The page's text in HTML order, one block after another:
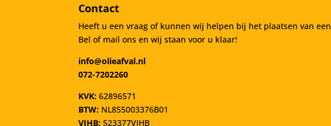
Contact
Heeft u een vraag of kunnen wij helpen bij het plaatsen van
Bel of mail ons en wij staan voor u klaar!
info@olieafval.nl
072-7202260
KVK:62896571
BTW: NL855003376B01
VIHB: 523377VIHB